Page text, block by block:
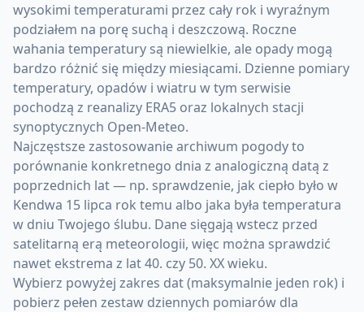
wysokimi temperaturami przez cały rok i wyraźnym
podziałem na porę suchą i deszczową. Roczne
wahania temperatury są niewielkie, ale opady mogą
bardzo różnić się między miesiącami. Dzienne pomiary
temperatury, opadów i wiatru w tym serwisie
pochodzą z reanalizy ERA5 oraz lokalnych stacji
synoptycznych Open-Meteo.
Najczęstsze zastosowanie archiwum pogody to
porównanie konkretnego dnia z analogiczną datą z
poprzednich lat — np. sprawdzenie, jak ciepło było w
Kendwa 15 lipca rok temu albo jaka była temperatura
w dniu Twojego ślubu. Dane sięgają wstecz przed
satelitarną erą meteorologii, więc można sprawdzić
nawet ekstrema z lat 40. czy 50. XX wieku.
Wybierz powyżej zakres dat (maksymalnie jeden rok) i
pobierz pełen zestaw dziennych pomiarów dla